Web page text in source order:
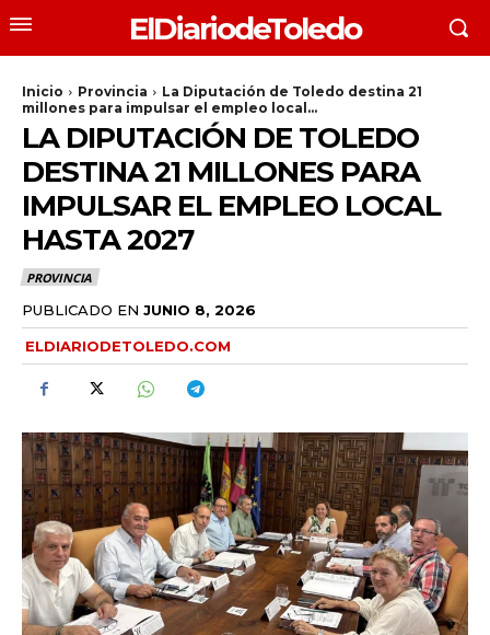
ElDiariodeToledo
Inicio Provincia
La Diputación de Toledo destina 21
millones para impulsar el empleo local...
LA DIPUTACIÓN DE TOLEDO
DESTINA 21 MILLONES PARA
IMPULSAR EL EMPLEO LOCAL
HASTA 2027
PROVINCIA
PUBLICADO EN JUNIO 8, 2026
ELDIARIODETOLEDO.COM